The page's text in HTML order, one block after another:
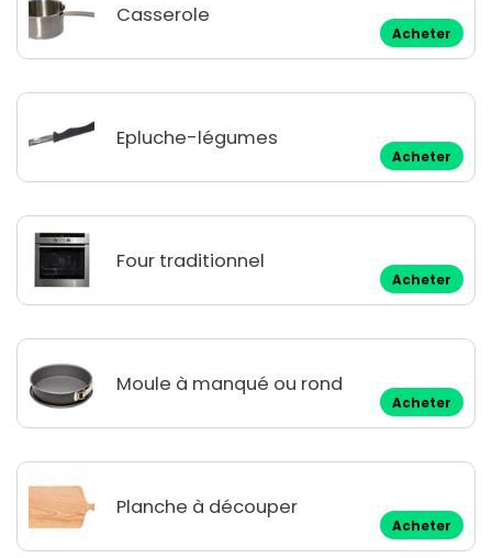
Casserole
Acheter
Epluche-légumes
Acheter
Four traditionnel
Acheter
Moule à manqué ou rond
Acheter
Planche à découper
Acheter